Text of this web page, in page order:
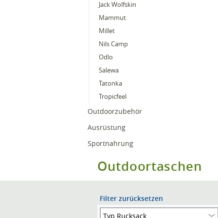
Jack Wolfskin
Mammut
Millet
Nils Camp
Odlo
Salewa
Tatonka
Tropicfeel
Outdoorzubehör
Ausrüstung
Sportnahrung
Outdoortaschen
Filter zurücksetzen
Typ Rucksack